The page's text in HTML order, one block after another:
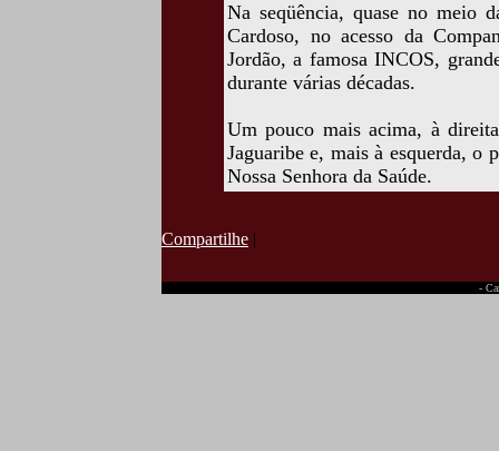
Na seqüência, quase no meio
Cardoso, no acesso da
Jordão, a famosa INCOS,
durante várias décadas.
Um pouco mais acima, à
Jaguaribe e, mais à esquerda, o
Nossa Senhora da Saúde.
Compartilhe |
-